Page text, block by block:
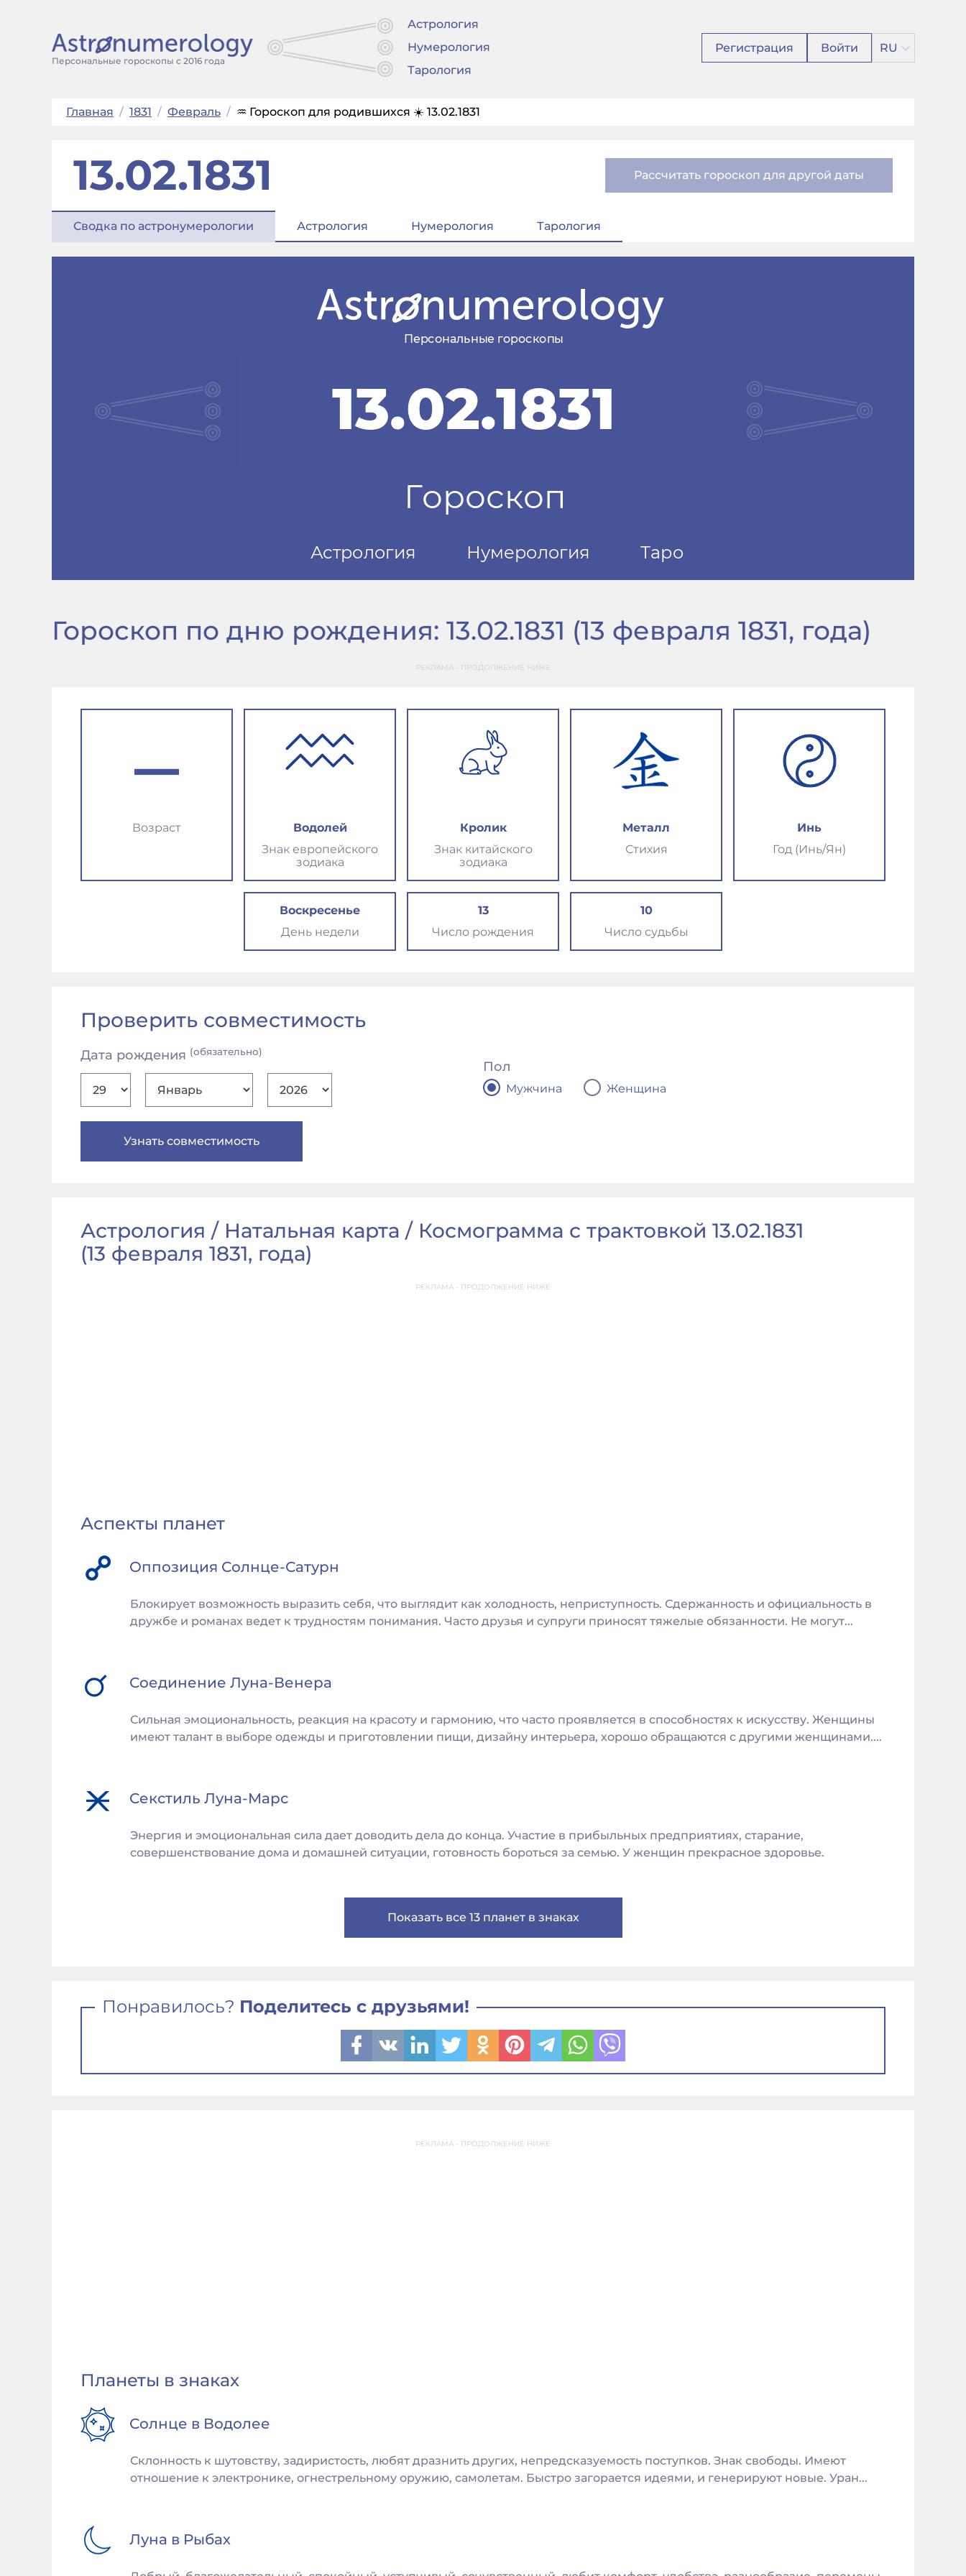
Персональные гороскопы с 2016 года
Астрология
Нумерология
Тарология
Регистрация Войти RU
Главная / 1831 / Февраль / ♒ Гороскоп для родившихся ☀️ 13.02.1831
13.02.1831 Рассчитать гороскоп для другой даты
Сводка по астронумерологии Астрология Нумерология Тарология
Гороскоп по дню рождения: 13.02.1831 (13 февраля 1831, года)
РЕКЛАМА - ПРОДОЛЖЕНИЕ НИЖЕ
–
Возраст
Водолей
Знак европейского
зодиака
Кролик
Знак китайского
зодиака
Металл
Стихия
Инь
Год (Инь/Ян)
Воскресенье
День недели
13
Число рождения
10
Число судьбы
Проверить совместимость
Дата рождения (обязательно)
Пол
Мужчина Женщина
Астрология / Натальная карта / Космограмма с трактовкой 13.02.1831
(13 февраля 1831, года)
РЕКЛАМА - ПРОДОЛЖЕНИЕ НИЖЕ
Аспекты планет
Оппозиция Солнце-Сатурн
Блокирует возможность выразить себя, что выглядит как холодность, неприступность. Сдержанность и официальность в
дружбе и романах ведет к трудностям понимания. Часто друзья и супруги приносят тяжелые обязанности. Не могут...
Соединение Луна-Венера
Сильная эмоциональность, реакция на красоту и гармонию, что часто проявляется в способностях к искусству. Женщины
имеют талант в выборе одежды и приготовлении пищи, дизайну интерьера, хорошо обращаются с другими женщинами....
Секстиль Луна-Марс
Энергия и эмоциональная сила дает доводить дела до конца. Участие в прибыльных предприятиях, старание,
совершенствование дома и домашней ситуации, готовность бороться за семью. У женщин прекрасное здоровье.
Показать все 13 планет в знаках
Понравилось? Поделитесь с друзьями!
РЕКЛАМА - ПРОДОЛЖЕНИЕ НИЖЕ
Планеты в знаках
Солнце в Водолее
Склонность к шутовству, задиристость, любят дразнить других, непредсказуемость поступков. Знак свободы. Имеют
отношение к электронике, огнестрельному оружию, самолетам. Быстро загорается идеями, и генерируют новые. Уран...
Луна в Рыбах